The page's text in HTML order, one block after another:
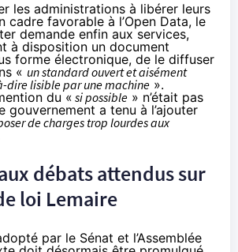
les administrations à libérer leurs
cadre favorable à l’Open Data, le
demande enfin aux services,
à disposition un document
forme électronique, de le diffuser
« un standard ouvert et aisément
dire lisible par une machine ».
du « si possible » n’était pas
gouvernement a tenu à l’ajouter
de charges trop lourdes aux
débats attendus sur
loi Lemaire
par le Sénat et l’Assemblée